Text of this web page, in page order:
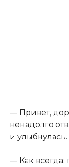
— Привет,
ненадолго
и улыбнулась.
— Как всегда: